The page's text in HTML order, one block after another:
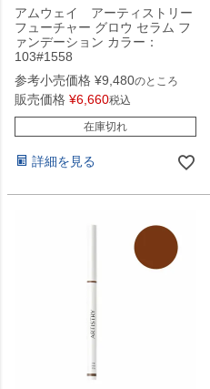
アムウェイ アーティストリー
フューチャー グロウ セラム フ
ァンデーション カラー：
103#1558
参考小売価格 ¥9,480のところ
販売価格 ¥6,660税込
在庫切れ
詳細を見る